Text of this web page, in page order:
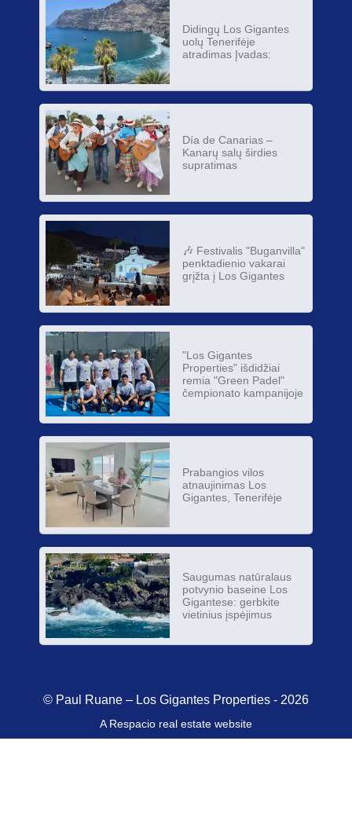
Didingų Los Gigantes
uolų Tenerifėje
atradimas Įvadas:
Día de Canarias –
Kanarų salų širdies
supratimas
🎶 Festivalis "Buganvilla"
penktadienio vakarai
grįžta į Los Gigantes
"Los Gigantes
Properties" išdidžiai
remia "Green Padel"
čempionato kampanijoje
Prabangios vilos
atnaujinimas Los
Gigantes, Tenerifėje
Saugumas natūralaus
potvynio baseine Los
Gigantese: gerbkite
vietinius įspėjimus
© Paul Ruane – Los Gigantes Properties - 2026
A Respacio real estate website